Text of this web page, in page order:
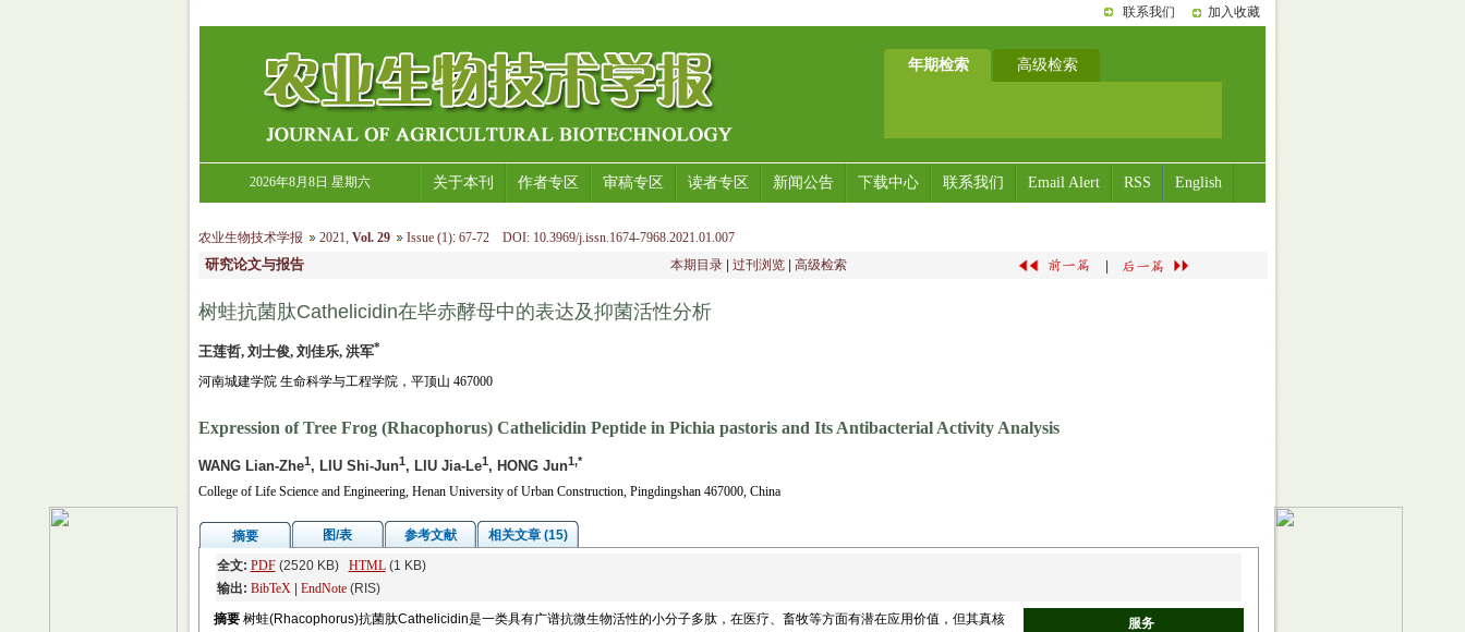
联系我们 加入收藏
年期检索 高级检索
2026年8月8日 星期六 关于本刊 作者专区 审稿专区 读者专区 新闻公告 下载中心 联系我们 Email Alert RSS English
农业生物技术学报 2021, Vol. 29 Issue (1):67-72 DOI: 10.3969/j.issn.1674-7968.2021.01.007
研究论文与报告 本期目录 过刊浏览 高级检索
树蛙抗菌肽Cathelicidin在毕赤酵母中的表达及抑菌活性分析
王莲哲, 刘士俊, 刘佳乐, 洪军*
河南城建学院 生命科学与工程学院，平顶山 467000
Expression of Tree Frog (Rhacophorus) Cathelicidin Peptide in Pichia pastoris and Its Antibacterial Activity Analysis
WANG Lian-Zhe1, LIU Shi-Jun1, LIU Jia-Le1, HONG Jun1,*
College of Life Science and Engineering, Henan University of Urban Construction, Pingdingshan 467000, China
摘要 图/表 参考文献
相关文章 (15)
全文: PDF(2520 KB) HTML(1 KB)
输出: BibTeX| EndNote(RIS)
摘要 树蛙(Rhacophorus)抗菌肽Cathelicidin是一类具有广谱抗微生物活性的小分子多肽，在医疗、畜牧等方面有潜在应用价值，但其真核
服务